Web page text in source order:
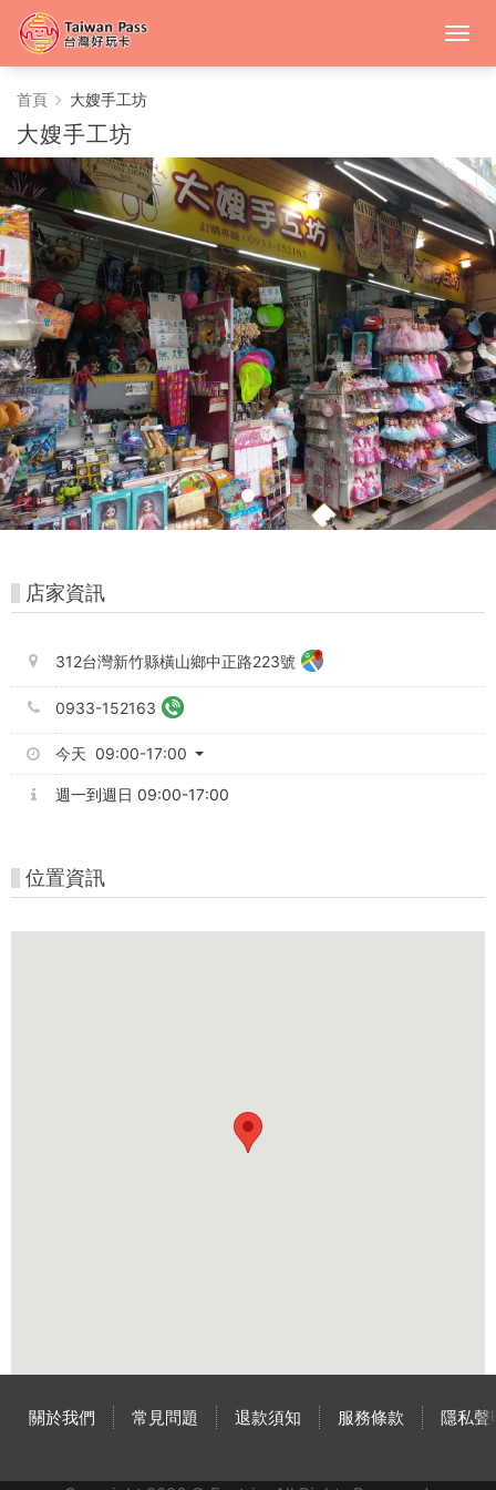
大
嫂
手
工
坊
-
中
台
灣
好
玩
卡
首頁 大嫂手工坊
大嫂手工坊
店家資訊
312台灣新竹縣橫山鄉中正路223號
0933-152163
今天 09:00-17:00
週一到週日 09:00-17:00
位置資訊
關於我們 常見問題 退款須知 服務條款 隱私聲